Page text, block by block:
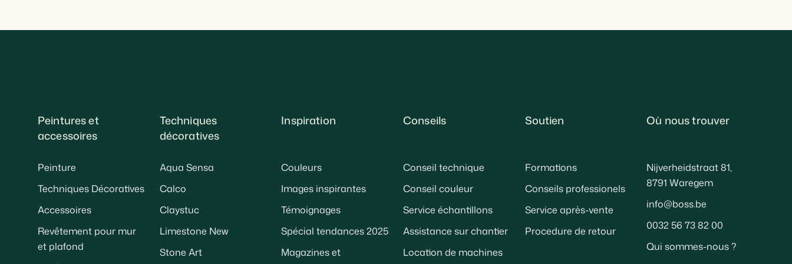
Peintures et
accessoires
Peinture
Techniques Décoratives
Accessoires
Revêtement pour mur
et plafond
Techniques
décoratives
Aqua Sensa
Calco
Claystuc
Limestone New
Stone Art
Inspiration
Couleurs
Images inspirantes
Témoignages
Spécial tendances 2025
Magazines et
Conseils
Conseil technique
Conseil couleur
Service échantillons
Assistance sur chantier
Location de machines
Soutien
Formations
Conseils professionels
Service après-vente
Procedure de retour
Où nous trouver
Nijverheidstraat 81,
8791 Waregem
info@boss.be
0032 56 73 82 00
Qui sommes-nous ?